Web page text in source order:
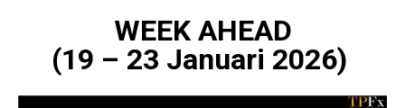
WEEK AHEAD
(19 – 23 Januari 2026)